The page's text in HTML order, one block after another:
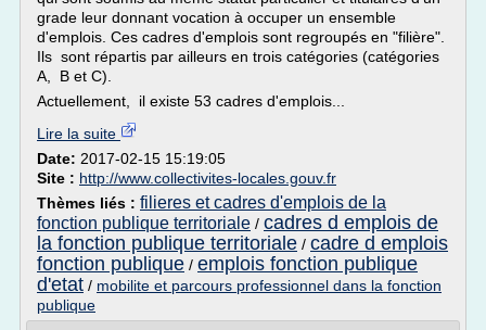
grade leur donnant vocation à occuper un ensemble
d'emplois. Ces cadres d'emplois sont regroupés en "filière".
Ils sont répartis par ailleurs en trois catégories (catégories
A, B et C).
Actuellement, il existe 53 cadres d'emplois...
Lire la suite
Date: 2017-02-15 15:19:05
Site : http://www.collectivites-locales.gouv.fr
Thèmes liés : filieres et cadres d'emplois de la
fonction publique territoriale / cadres d emplois de
la fonction publique territoriale / cadre d emplois
fonction publique / emplois fonction publique
d'etat / mobilite et parcours professionnel dans la fonction
publique